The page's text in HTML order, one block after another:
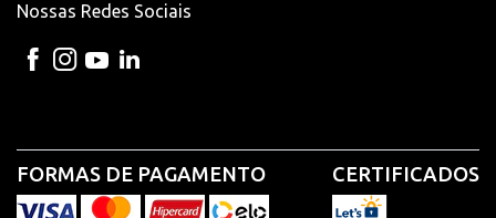
Nossas Redes Sociais
FORMAS DE PAGAMENTO CERTIFICADOS